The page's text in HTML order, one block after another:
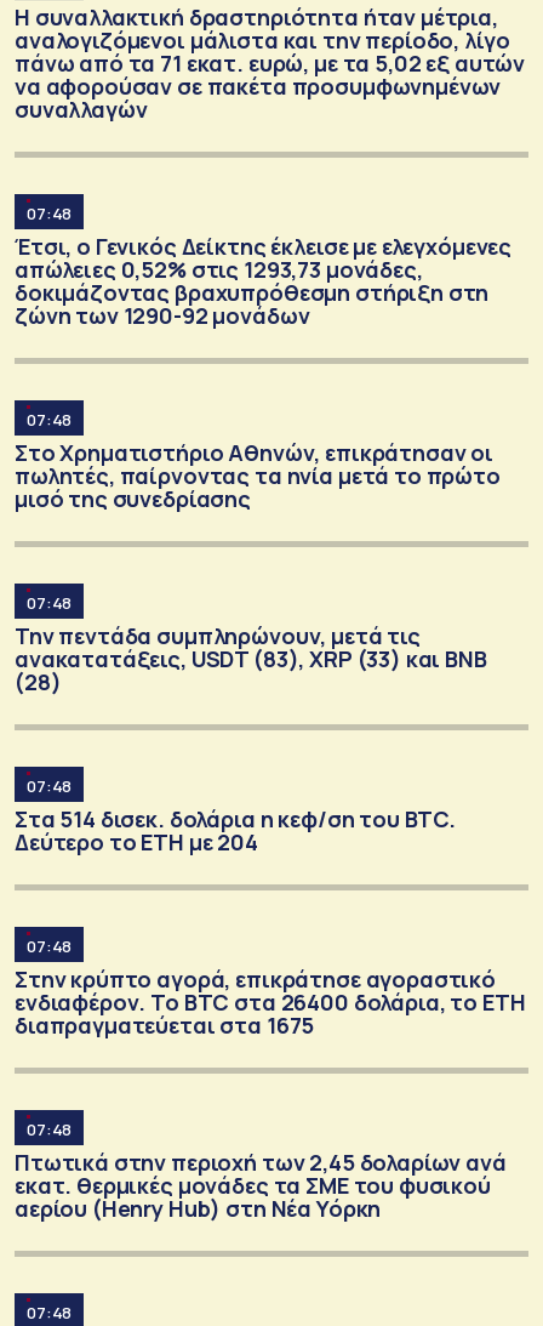
Η συναλλακτική δραστηριότητα ήταν μέτρια,
αναλογιζόμενοι μάλιστα και την περίοδο, λίγο
πάνω από τα 71 εκατ. ευρώ, με τα 5,02 εξ αυτών
να αφορούσαν σε πακέτα προσυμφωνημένων
συναλλαγών
07:48
Έτσι, ο Γενικός Δείκτης έκλεισε με ελεγχόμενες
απώλειες 0,52% στις 1293,73 μονάδες,
δοκιμάζοντας βραχυπρόθεσμη στήριξη στη
ζώνη των 1290-92 μονάδων
07:48
Στo Χρηματιστήριο Αθηνών, επικράτησαν οι
πωλητές, παίρνοντας τα ηνία μετά το πρώτο
μισό της συνεδρίασης
07:48
Την πεντάδα συμπληρώνουν, μετά τις
ανακατατάξεις, USDT (83), XRP (33) και BNB
(28)
07:48
Στα 514 δισεκ. δολάρια η κεφ/ση του BTC.
Δεύτερο το ETH με 204
07:48
Στην κρύπτο αγορά, επικράτησε αγοραστικό
ενδιαφέρον. Το BTC στα 26400 δολάρια, το ΕΤΗ
διαπραγματεύεται στα 1675
07:48
Πτωτικά στην περιοχή των 2,45 δολαρίων ανά
εκατ. θερμικές μονάδες τα ΣΜΕ του φυσικού
αερίου (Henry Hub) στη Νέα Υόρκη
07:48